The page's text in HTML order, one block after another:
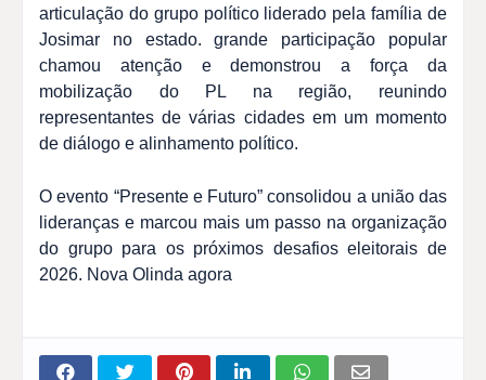
articulação do grupo político liderado pela família de
Josimar no estado.grande participação popular
chamou atenção e demonstrou a força da
mobilização do PL na região, reunindo
representantes de várias cidades em um momento
de diálogo e alinhamento político.
O evento “Presente e Futuro” consolidou a união das
lideranças e marcou mais um passo na organização
do grupo para os próximos desafios eleitorais de
2026. Nova Olinda agora